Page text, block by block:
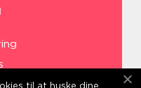
til at huske dine